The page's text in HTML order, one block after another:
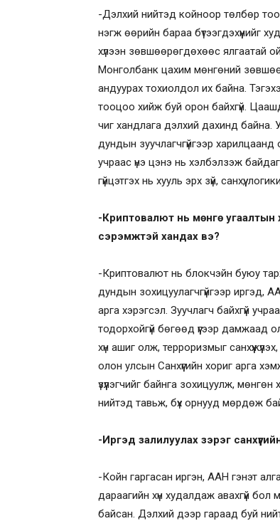
-Дэлхий нийтэд койноор төлбөр
нэгж өөрийн бараа бүтээгдэхүүнийг
хүлээн зөвшөөрөгдөхөөс ялгаатай
Монголбанк цахим мөнгөний
андуурах тохиолдол их байна.
тооцоо хийж буй орон байхгүй.
чиг хандлага дэлхий дахинд байна.
дундын зуучлагчгүйгээр
учраас үнэ цэнэ нь хэлбэлзэж
гүйцэтгэх нь хууль эрх зүй, санхүү,
-Криптовалют нь мөнгө угаалтын
сэрэмжтэй хандах вэ?
-Криптовалют нь блокчэйн буюу
дундын зохицуулагчгүйгээр
арга хэрэгсэл. Зуучлагч байхгүй
тодорхойгүй бөгөөд үүгээр дамжаад
хүн ашиг олж, терроризмыг
олон улсын Санхүүгийн хориг арга
үзүүлэгчийг байнга зохицуулж,
нийтэд тавьж, бүх орнууд мөрдөж
-Иргэд залилуулах зэрэг
-Койн гаргасан иргэн, ААН гэнэт
дараагийн хүн худалдаж авахгүй бол
байсан. Дэлхий дээр гараад буй